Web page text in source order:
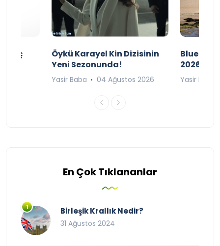
Maç
Öykü Karayel Kin Dizisinin
Yeni Sezonunda!
Yasir Baba 04 Ağustos 2026
Blue
2026
Yasir Baba
En Çok Tıklananlar
Birleşik Krallık Nedir?
31 Ağustos 2024